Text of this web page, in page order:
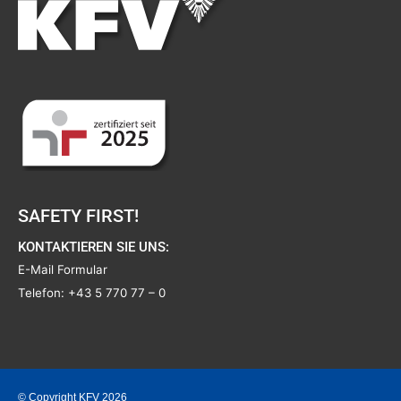
SAFETY FIRST!
KONTAKTIEREN SIE UNS:
E-Mail Formular
Telefon: +43 5 770 77 – 0
© Copyright KFV 2026